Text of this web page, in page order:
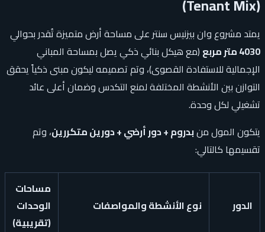
(Tenant Mix)
يمتد مشروع وان بيزنيس سنتر على مساحة أرض متميزة تُقدر بحوالي
4030 متر مربع
(مع هيكل بنائي ذكي يصل بمساحة المباني
الإجمالية للاستفادة القصوى)، وتم تصميمه ليكون مبنى ذكياً يحقق
التوازن بين الأنشطة المختلفة لمنع التكدس وضمان أعلى عائد
تشغيلي لكل وحدة.
يتكون المول منبدروم + دور أرضي + دورين متكررين، وتم
تقسيمها كالتالي:
الدور نوع الأنشطة والمواصفات
مساحات
الوحدات
(تقريبية)